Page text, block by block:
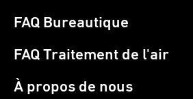
FAQ Bureautique
FAQ Traitement de l'air
À propos de nous